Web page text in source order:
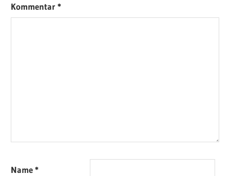
Kommentar*
Name*